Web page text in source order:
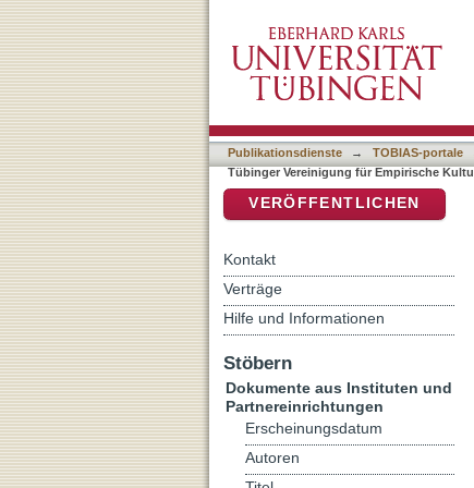
Publikationsdienste → TOBIAS-portale
Tübinger Vereinigung für Empirische
VERÖFFENTLICHEN
Kontakt
Verträge
Hilfe und Informationen
Stöbern
Dokumente aus Instituten und
Partnereinrichtungen
Erscheinungsdatum
Autoren